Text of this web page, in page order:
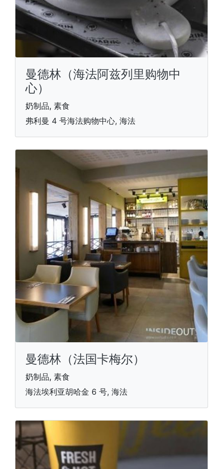
曼德林（海法阿兹列里购物中
心）
奶制品, 素食
弗利曼 4 号海法购物中心, 海法
曼德林（法国卡梅尔）
奶制品, 素食
海法埃利亚胡哈金 6 号, 海法